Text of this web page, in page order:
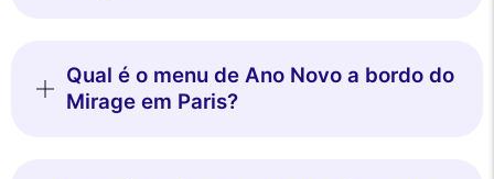
Qual é o menu de Ano Novo a bordo do
Mirage em Paris?